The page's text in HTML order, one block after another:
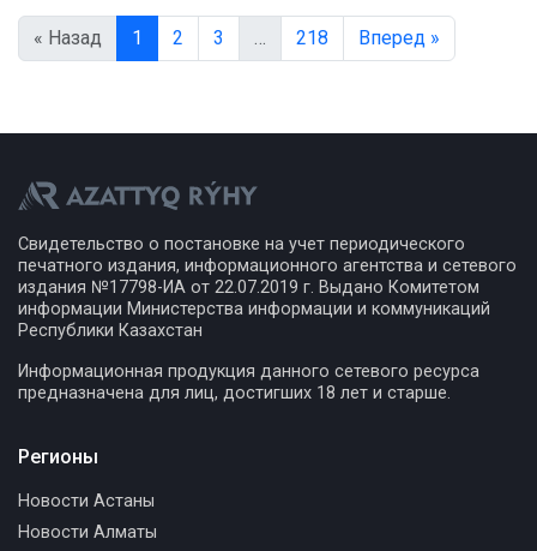
« Назад 1 2 3 218 Вперед »
Свидетельство о постановке на учет периодического
печатного издания, информационного агентства и сетевого
издания №17798-ИА от 22.07.2019 г. Выдано Комитетом
информации Министерства информации и коммуникаций
Республики Казахстан
Информационная продукция данного сетевого ресурса
предназначена для лиц, достигших 18 лет и старше.
Регионы
Новости Астаны
Новости Алматы